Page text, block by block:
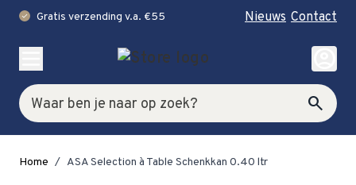
check Gratis verzending v.a. €55 Nieuws Contact
Zoek search
account_circle
Home / ASA Selection à Table Schenkkan 0.40 ltr